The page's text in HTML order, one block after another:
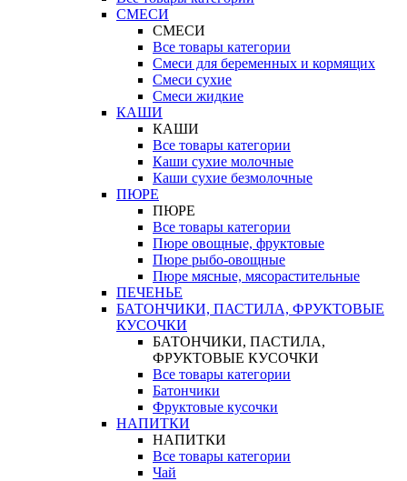
СМЕСИ
СМЕСИ
Все товары категории
Смеси для беременных и кормящих
Смеси сухие
Смеси жидкие
КАШИ
КАШИ
Все товары категории
Каши сухие молочные
Каши сухие безмолочные
ПЮРЕ
ПЮРЕ
Все товары категории
Пюре овощные, фруктовые
Пюре рыбо-овощные
Пюре мясные, мясорастительные
ПЕЧЕНЬЕ
БАТОНЧИКИ, ПАСТИЛА, ФРУКТОВЫЕ
КУСОЧКИ
БАТОНЧИКИ, ПАСТИЛА,
ФРУКТОВЫЕ КУСОЧКИ
Все товары категории
Батончики
Фруктовые кусочки
НАПИТКИ
НАПИТКИ
Все товары категории
Чай